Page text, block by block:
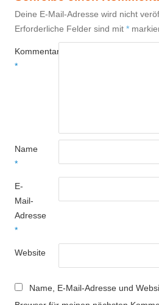
Deine E-Mail-Adresse wird nicht
Erforderliche Felder sind mit *
Kommentar
*
Name
*
E-
Mail-
Adresse
*
Website
Name, E-Mail-Adresse und